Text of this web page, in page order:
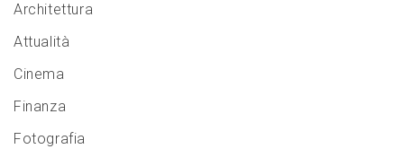
Architettura
Attualità
Cinema
Finanza
Fotografia